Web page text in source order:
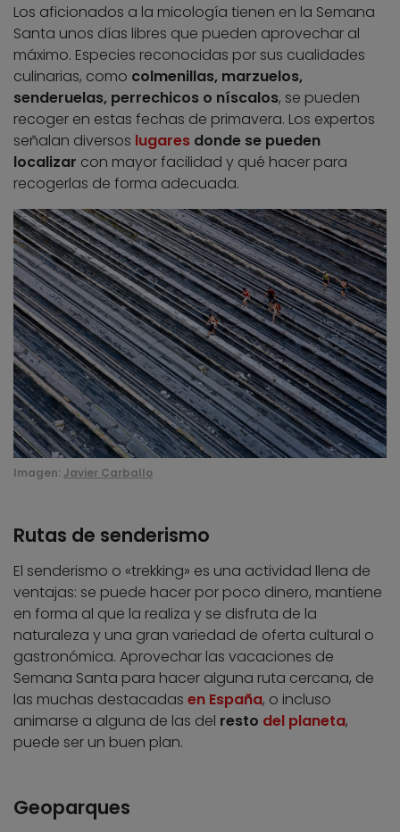
Los aficionados a la micología tienen en la Semana
Santa unos días libres que pueden aprovechar al
máximo. Especies reconocidas por sus cualidades
culinarias, como colmenillas, marzuelos,
senderuelas, perrechicos o níscalos, se pueden
recoger en estas fechas de primavera. Los expertos
señalan diversos lugares donde se pueden
localizar con mayor facilidad y qué hacer para
recogerlas de forma adecuada.
Imagen: Javier Carballo
Rutas de senderismo
El senderismo o «trekking» es una actividad llena de
ventajas: se puede hacer por poco dinero, mantiene
en forma al que la realiza y se disfruta de la
naturaleza y una gran variedad de oferta cultural o
gastronómica. Aprovechar las vacaciones de
Semana Santa para hacer alguna ruta cercana, de
las muchas destacadas en España, o incluso
animarse a alguna de las del resto del planeta,
puede ser un buen plan.
Geoparques